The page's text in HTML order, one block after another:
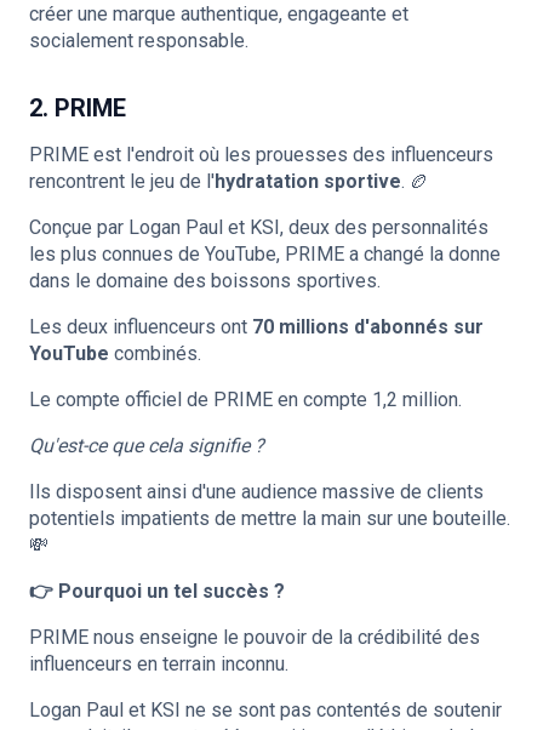
créer une marque authentique, engageante et
socialement responsable.
2. PRIME
PRIME est l'endroit où les prouesses des influenceurs
rencontrent le jeu de l'hydratation sportive. 🏉
Conçue par Logan Paul et KSI, deux des personnalités
les plus connues de YouTube, PRIME a changé la donne
dans le domaine des boissons sportives.
Les deux influenceurs ont 70 millions d'abonnés sur
YouTube combinés.
Le compte officiel de PRIME en compte 1,2 million.
Qu'est-ce que cela signifie ?
Ils disposent ainsi d'une audience massive de clients
potentiels impatients de mettre la main sur une bouteille.
💸
👉 Pourquoi un tel succès ?
PRIME nous enseigne le pouvoir de la crédibilité des
influenceurs en terrain inconnu.
Logan Paul et KSI ne se sont pas contentés de soutenir